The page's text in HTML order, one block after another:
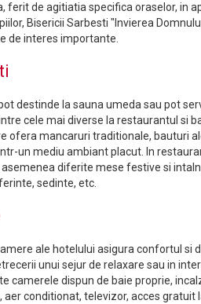
ferit de agitiatia specifica oraselor, in
Bisericii Sarbesti "Invierea
de interes importante.
destinde la sauna umeda sau pot
cele mai diverse la restaurantul si
ofera mancaruri traditionale, bauturi
un mediu ambiant placut. In
diferite mese festive si
sedinte, etc.
ale hotelului asigura confortul si
unui sejur de relaxare sau in
camerele dispun de baie proprie,
aer conditionat, televizor, acces gratuit